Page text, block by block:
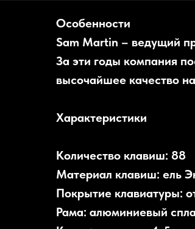
Особенности
Sam Martin – ведущий
За эти годы компания
высочайшее качество
Характеристики
Количество клавиш: 88
Материал клавиш: ель
Покрытие клавиатуры:
Рама: алюминиевый